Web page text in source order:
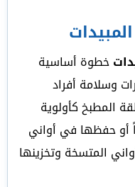
خطوة أساسية
وسلامة أفراد
المطبخ كأولوية
أو حفظها في أواني
المتسخة وتخزينها